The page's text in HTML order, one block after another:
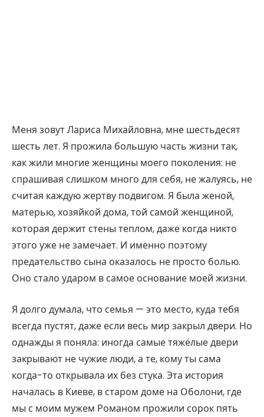
Меня зовут Лариса Михайловна, мне шестьдесят
шесть лет. Я прожила большую часть жизни так,
как жили многие женщины моего поколения: не
спрашивая слишком много для себя, не жалуясь, не
считая каждую жертву подвигом. Я была женой,
матерью, хозяйкой дома, той самой женщиной,
которая держит стены теплом, даже когда никто
этого уже не замечает. И именно поэтому
предательство сына оказалось не просто болью.
Оно стало ударом в самое основание моей жизни.
Я долго думала, что семья — это место, куда тебя
всегда пустят, даже если весь мир закрыл двери. Но
однажды я поняла: иногда самые тяжёлые двери
закрывают не чужие люди, а те, кому ты сама
когда-то открывала их без стука. Эта история
началась в Киеве, в старом доме на Оболони, где
мы с моим мужем Романом прожили сорок пять